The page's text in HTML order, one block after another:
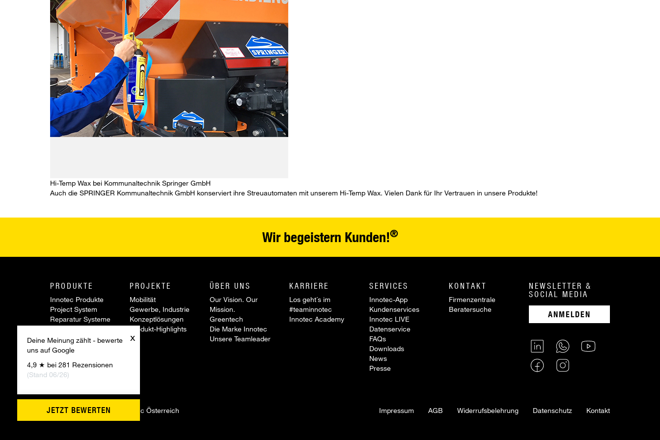
x
Deine Meinung zählt - bewerte
uns auf Google
4,9 ★ bei 281 Rezensionen
(Stand 06/26)
JETZT BEWERTEN
Hi-Temp Wax bei Kommunaltechnik Springer GmbH
Auch die SPRINGER Kommunaltechnik GmbH konserviert ihre Streuautomaten mit unserem Hi-Temp Wax. Vielen Dank für Ihr Vertrauen in unsere Produkte!
Wir begeistern Kunden!®
PRODUKTE
Innotec Produkte
Project System
Reparatur Systeme
Zubehör
Sonderartikel
Innovationen
PROJEKTE
Mobilität
Gewerbe, Industrie
Konzeptlösungen
Produkt-Highlights
ÜBER UNS
Our Vision. Our
Mission.
Greentech
Die Marke Innotec
Unsere Teamleader
KARRIERE
Los geht´s im
#teaminnotec
Innotec Academy
SERVICES
Innotec-App
Kundenservices
Innotec LIVE
Datenservice
FAQs
Downloads
News
Presse
KONTAKT
Firmenzentrale
Beratersuche
NEWSLETTER &
SOCIAL MEDIA
ANMELDEN
©2026 Firmengruppe Innotec Österreich Impressum AGB Widerrufsbelehrung Datenschutz Kontakt